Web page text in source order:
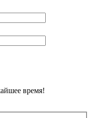
время!